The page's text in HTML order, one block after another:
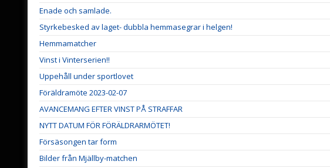
Enade och samlade.
Styrkebesked av laget- dubbla hemmasegrar i helgen!
Hemmamatcher
Vinst i Vinterserien!!
Uppehåll under sportlovet
Föräldramöte 2023-02-07
AVANCEMANG EFTER VINST PÅ STRAFFAR
NYTT DATUM FÖR FÖRÄLDRARMÖTET!
Försäsongen tar form
Bilder från Mjällby-matchen